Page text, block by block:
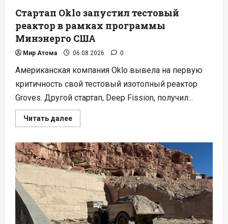
Стартап Oklo запустил тестовый
реактор в рамках программы
Минэнерго США
Мир Атома 06.08.2026 0
Американская компания Oklo вывела на первую
критичность свой тестовый изотопный реактор
Groves. Другой стартап, Deep Fission, получил...
Читать далееПрочитать
больше
Oklo
запустил
тестовый
реактор
в
рамках
программы
Минэнерго
США